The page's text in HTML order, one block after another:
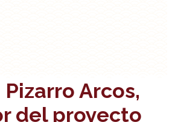
Arcos,
del proyecto